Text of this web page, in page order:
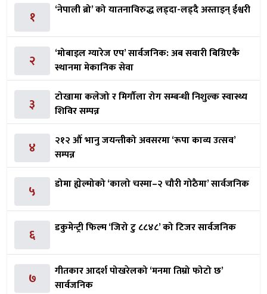
१ ‘नेपाली ब्रो’ को यातनाविरुद्ध लड्दा-लड्दै अस्ताइन् ईश्वरी
२
‘मोबाइल ग्यारेज एप’ सार्वजनिक: अब सवारी बिग्रिएकै
स्थानमा मेकानिक सेवा
३
टोखामा कलेजो र मिर्गौला रोग सम्बन्धी निशुल्क स्वास्थ्य
शिविर सम्पन्न
४
२१२ औँ भानु जयन्तीको अवसरमा ‘रूपा काव्य उत्सव’
सम्पन्न
५ डोमा ह्येल्मोको ‘कालो चस्मा–२ चौरी गोठैमा’ सार्वजनिक
६ डकुमेन्ट्री फिल्म ‘जिरो टु ८८४८’ को टिजर सार्वजनिक
७
गीतकार आदर्श पोखरेलको ‘मनमा तिम्रो फोटो छ’
सार्वजनिक